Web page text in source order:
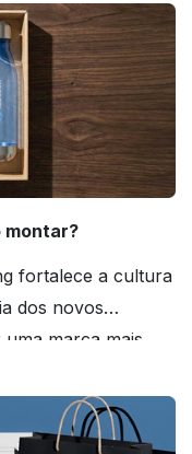
montar?
fortalece a cultura
dos novos
marca mais